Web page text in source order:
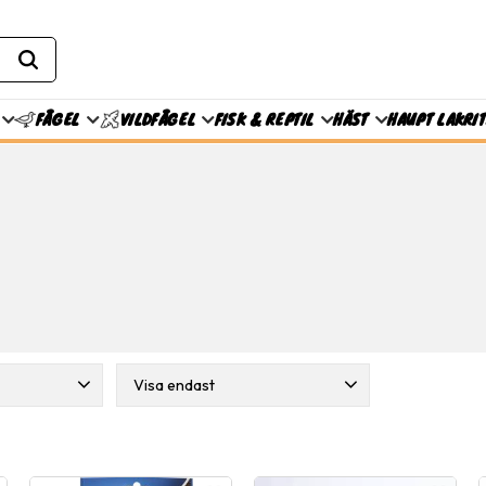
FÅGEL VILDFÅGEL FISK & REPTIL HÄST HAUPT
4
Visa endast